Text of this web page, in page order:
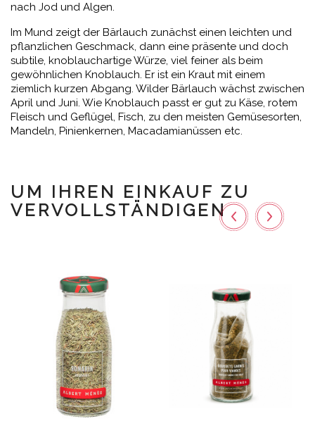
nach Jod und Algen.
Im Mund zeigt der Bärlauch zunächst einen leichten und
pflanzlichen Geschmack, dann eine präsente und doch
subtile, knoblauchartige Würze, viel feiner als beim
gewöhnlichen Knoblauch. Er ist ein Kraut mit einem
ziemlich kurzen Abgang. Wilder Bärlauch wächst zwischen
April und Juni. Wie Knoblauch passt er gut zu Käse, rotem
Fleisch und Geflügel, Fisch, zu den meisten Gemüsesorten,
Mandeln, Pinienkernen, Macadamianüssen etc.
UM IHREN EINKAUF ZU
VERVOLLSTÄNDIGEN